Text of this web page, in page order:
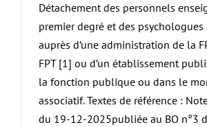
Détachement des personnels
premier degré et des psychologues
auprès d’une administration de la
FPT [1] ou d’un établissement
la fonction publique ou dans le
associatif. Textes de référence :
du 19-12-2025publiée au BO n°3